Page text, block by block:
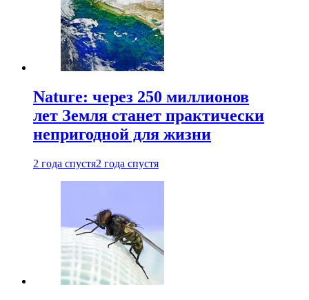
Nature: через 250 миллионов
лет Земля станет практически
непригодной для жизни
2 года спустя2 года спустя